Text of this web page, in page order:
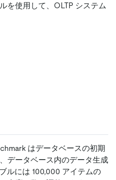
を使用して、OLTP システム
はデータベースの初期
データベース内のデータ生成
ルには 100,000 アイテムの